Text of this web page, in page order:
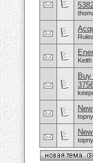
Keith